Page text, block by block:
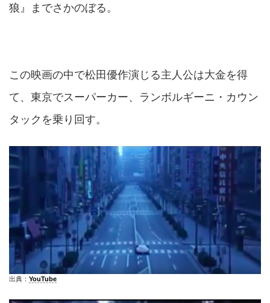
狼』までさかのぼる。
この映画の中で松田優作演じる主人公は大金を得
て、東京でスーパーカー、ランボルギーニ・カウン
タックを乗り回す。
出典： YouTube